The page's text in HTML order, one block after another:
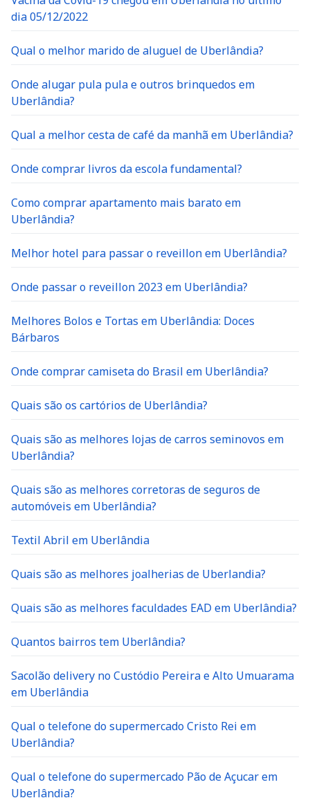
dia 05/12/2022
Qual o melhor marido de aluguel de Uberlândia?
Onde alugar pula pula e outros brinquedos em
Uberlândia?
Qual a melhor cesta de café da manhã em Uberlândia?
Onde comprar livros da escola fundamental?
Como comprar apartamento mais barato em
Uberlândia?
Melhor hotel para passar o reveillon em Uberlândia?
Onde passar o reveillon 2023 em Uberlândia?
Melhores Bolos e Tortas em Uberlândia: Doces
Bárbaros
Onde comprar camiseta do Brasil em Uberlândia?
Quais são os cartórios de Uberlândia?
Quais são as melhores lojas de carros seminovos em
Uberlândia?
Quais são as melhores corretoras de seguros de
automóveis em Uberlândia?
Textil Abril em Uberlândia
Quais são as melhores joalherias de Uberlandia?
Quais são as melhores faculdades EAD em Uberlândia?
Quantos bairros tem Uberlândia?
Sacolão delivery no Custódio Pereira e Alto Umuarama
em Uberlândia
Qual o telefone do supermercado Cristo Rei em
Uberlândia?
Qual o telefone do supermercado Pão de Açucar em
Uberlândia?